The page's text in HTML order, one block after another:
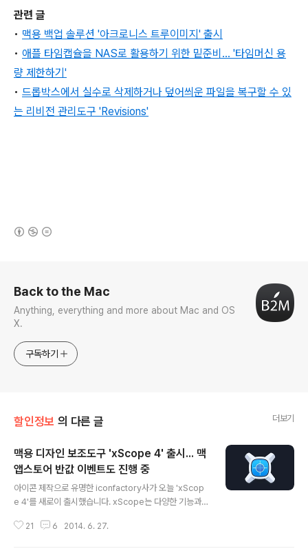
관련 글
• 맥용 백업 솔루션 '아크로니스 트루이미지' 출시
• 애플 타임캡슐을 NAS로 활용하기 위한 밑준비... '타임머신 용
량 제한하기'
• 드롭박스에서 실수로 삭제하거나 덮어씌운 파일을 복구할 수 있
는 리비전 관리도구 'Revisions'
Back to the Mac
Anything, everything and more about Mac and OS
X.
구독하기
할인정보 의 다른 글 더보기
맥용 디자인 보조도구 'xScope 4' 출시... 맥
앱스토어 반값 이벤트도 진행 중
아이콘 제작으로 유명한 iconfactory사가 오늘 'xScop
e 4'를 새로이 출시했습니다. xScope는 다양한 기능과
큰 호평을 받고 있는 웹디자인∙앱 개발 보조도구입니다.가
21 6 2014. 6. 27.